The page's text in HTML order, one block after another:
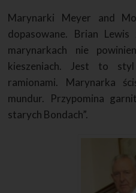
Marynarki Meyer and
dopasowane. Brian Lewis
marynarkach nie
kieszeniach. Jest to
ramionami. Marynarka
mundur. Przypomina
starych Bondach”.